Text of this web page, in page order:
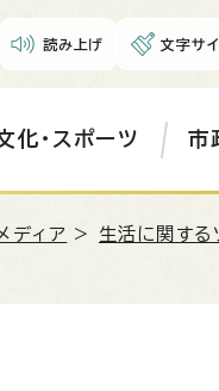
読み上げ 文字サ
化・スポーツ 市
ディア > 生活に関する